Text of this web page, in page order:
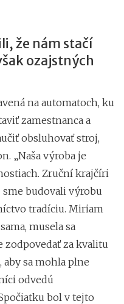
že nám stačí
ozajstných
na automatoch, ku
zamestnanca a
obsluhovať stroj,
„Naša výroba je
Zruční krajčíri
budovali výrobu
tradíciu. Miriam
musela sa
zodpovedať za kvalitu
sa mohla plne
odvedú
bol v tejto